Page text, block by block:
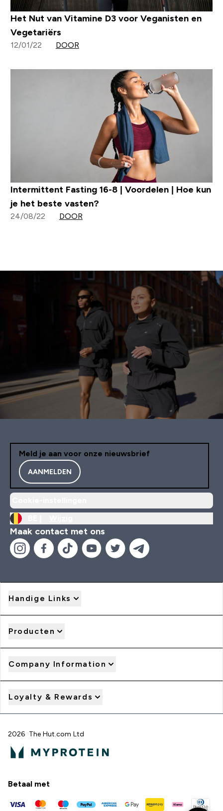
Het Nut van Vitamine D3 voor Veganisten en
Vegetariërs
12/01/22 DOOR
Intermittent Fasting 16-8 | Voordelen | Hoe kun
je het beste vasten?
24/08/22 DOOR
Meld je aan voor onze nieuwsbrief
AANMELDEN
Maak contact met ons
Handige Links
Producten
Company Information
Loyalty & Rewards
2026 The Hut.com Ltd
Betaal met